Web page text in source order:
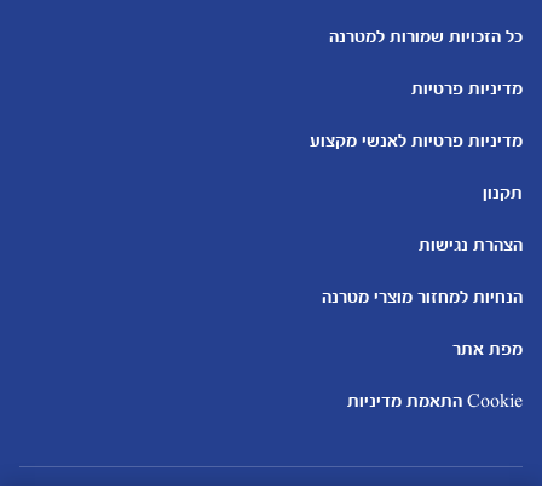
מחשבון ביוץ
מחשבון שמות
מחשבון צבע עיניים
כל הזכויות שמורות למטרנה
מדיניות פרטיות
מדיניות פרטיות לאנשי מקצוע
תקנון
הצהרת נגישות
הנחיות למחזור מוצרי מטרנה
מפת אתר
Cookie התאמת מדיניות